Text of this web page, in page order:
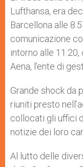
Lufthansa, era
Barcellona alle
comunicazione
intorno alle
Aena, l’ente di
Grande shock da
riuniti presto
collocati gli uffici
notizie dei loro
Al lutto delle